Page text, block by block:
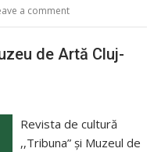
a comment
de Artă Cluj-
Revista de cultură
,,Tribuna” şi Muzeul de